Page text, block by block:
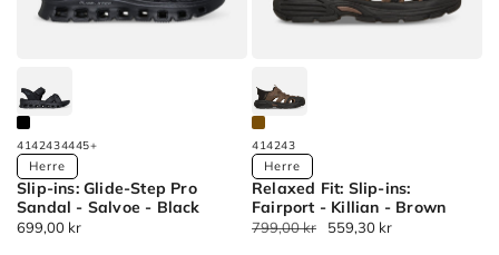
by
by
relevante
Sort
by
Mest
Available
Colors
Slip-
4142434445+
Herre
Slip-ins: Glide-Step Pro
Sandal - Salvoe - Black
Normalpris
699,00 kr
Available
Colors
Relaxed
414243
Herre
Relaxed Fit: Slip-ins:
Fairport - Killian - Brown
Normalpris
799,00 kr
Udsalgspris559,30 kr